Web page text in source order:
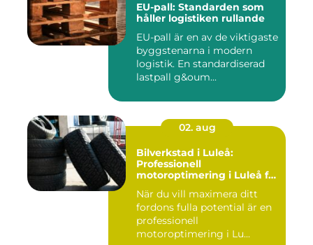
EU-pall: Standarden som
håller logistiken rullande
EU-pall är en av de viktigaste
byggstenarna i modern
logistik. En standardiserad
lastpall g&oum...
02. aug
Bilverkstad i Luleå:
Professionell
motoroptimering i Luleå för
När du vill maximera ditt
fordons fulla potential är en
professionell
motoroptimering i Lu...